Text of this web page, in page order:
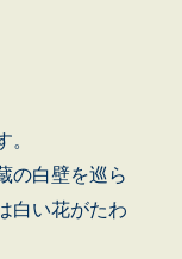
。
の白壁を巡ら
白い花がたわ